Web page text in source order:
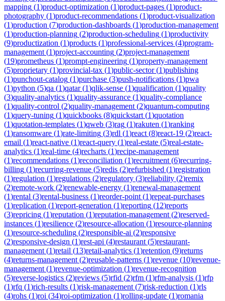
mapping (1)product-optimization (1)product-pages (1)product-
photography (1)product-recommendations (1)product-visualization
(1)production (7)production-dashboards (1)production-management
(1)production-planning (2)production-scheduling (1)productivity
(9)productization (1)products (1)professional-services (4)program-
management (1)project-accounting (2)project-management
(19)prometheus (1)prompt-engineering (1)property-management
(5)proprietary (1)provincial-tax (1)public-sector(1)publishing
(1)punchout-catalog (1)purchase (3)push-notifications (1)pwa
(1)python (5)qa (1)qatar(1)qlik-sense (1)qualification (1)quality
(3)quality-analytics (1)quality-assurance (1)quality-compliance
(1)quality-control (2)quality-management (2)quantum-computing
(1)query-tuning (1)quickbooks (8)quickstart (1)quotation
(1)quotation-templates (1)qweb (3)rag (1)rakuten (1)ranking
(1)ransomware (1)rate-limiting (3)rdl (1)react (8)react-19 (2)react-
email (1)react-native (1)react-query (1)real-estate (5)real-estate-
analytics (1)real-time (4)recharts (1)recipe-management
(1)recommendations (1)reconciliation (1)recruitment (6)recurring-
billing (1)recurring-revenue (5)redis (2)refurbished (1)registration
(1)regulation (1)regulations (2)regulatory (3)reliability (2)remix
(2)remote-work (2)renewable-energy (1)renewal-management
(1)rental (3)rental-business (1)reorder-point (1)repeat-purchases
(1)replication (1)report-generation (1)reporting (12)reports
(3)repricing (1)reputation (1)reputation-management (2)reserved-
instances (1)resilience (2)resource-allocation (1)resource-planning
(1)resource-scheduling (2)responsible-ai (2)responsive
(2)responsive-design (1)rest-api (4)restaurant (5)restaurant-
management (1)retail (13)retail-analytics (1)retention (9)returns
(4)returns-management (2)reusable-patterns (1)revenue (10)revenue-
management (1)revenue-optimization (1)revenue-recognition
(5)reverse-logistics (2)reviews (5)rfid (2)rfm (1)rfm-analysis (1)rfp
(1)rfq (1)rich-results (1)risk-management (7)risk-reduction (1)rls
(4)rohs (1)roi (34)roi-optimization (1)rolling-update (1)romania